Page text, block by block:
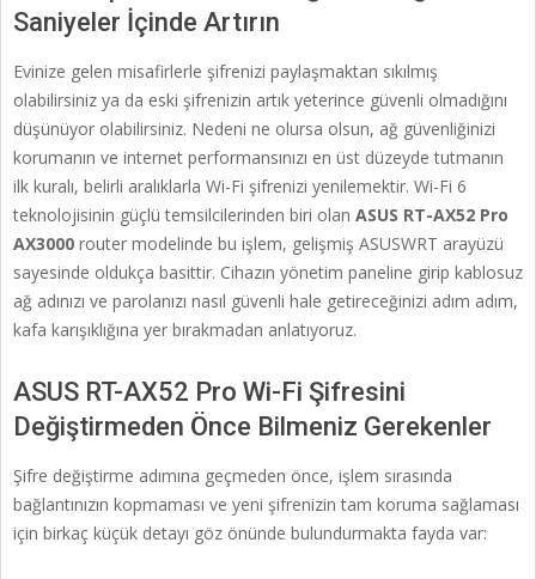
Saniyeler İçinde Artırın
Evinize gelen misafirlerle şifrenizi paylaşmaktan sıkılmış
olabilirsiniz ya da eski şifrenizin artık yeterince güvenli olmadığını
düşünüyor olabilirsiniz. Nedeni ne olursa olsun, ağ güvenliğinizi
korumanın ve internet performansınızı en üst düzeyde tutmanın
ilk kuralı, belirli aralıklarla Wi-Fi şifrenizi yenilemektir. Wi-Fi 6
teknolojisinin güçlü temsilcilerinden biri olan ASUS RT-AX52 Pro
AX3000 router modelinde bu işlem, gelişmiş ASUSWRT arayüzü
sayesinde oldukça basittir. Cihazın yönetim paneline girip kablosuz
ağ adınızı ve parolanızı nasıl güvenli hale getireceğinizi adım adım,
kafa karışıklığına yer bırakmadan anlatıyoruz.
ASUS RT-AX52 Pro Wi-Fi Şifresini
Değiştirmeden Önce Bilmeniz Gerekenler
Şifre değiştirme adımına geçmeden önce, işlem sırasında
bağlantınızın kopmaması ve yeni şifrenizin tam koruma sağlaması
için birkaç küçük detayı göz önünde bulundurmakta fayda var: